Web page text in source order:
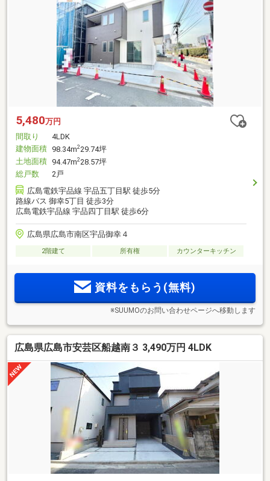
5,480万円
間取り
4LDK
建物面積 98.34m229.74坪
土地面積 94.47m228.57坪
総戸数
2戸
広島電鉄宇品線 宇品五丁目駅 徒歩5分
路線バス 御幸5丁目 徒歩3分
広島電鉄宇品線 宇品四丁目駅 徒歩6分
広島県広島市南区宇品御幸４
2階建て 所有権 カウンターキッチン
資料をもらう(無料)
※SUUMOのお問い合わせページへ移動します
広島県広島市安芸区船越南３ 3,490万円 4LDK